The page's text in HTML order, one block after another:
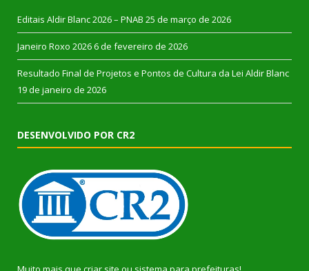
Editais Aldir Blanc 2026 – PNAB 25 de março de 2026
Janeiro Roxo 2026 6 de fevereiro de 2026
Resultado Final de Projetos e Pontos de Cultura da Lei Aldir Blanc
19 de janeiro de 2026
DESENVOLVIDO POR CR2